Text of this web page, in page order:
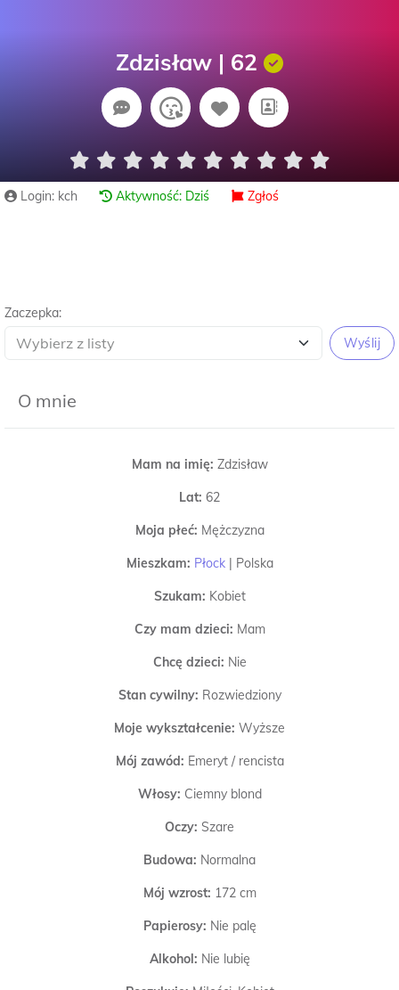
Zdzisław | 62
Login: kch Aktywność: Dziś Zgłoś
Zaczepka:
Wyślij
O mnie
Mam na imię: Zdzisław
Lat: 62
Moja płeć: Mężczyzna
Mieszkam: Płock| Polska
Szukam: Kobiet
Czy mam dzieci: Mam
Chcę dzieci: Nie
Stan cywilny: Rozwiedziony
Moje wykształcenie: Wyższe
Mój zawód: Emeryt / rencista
Włosy: Ciemny blond
Oczy: Szare
Budowa: Normalna
Mój wzrost: 172 cm
Papierosy: Nie palę
Alkohol: Nie lubię